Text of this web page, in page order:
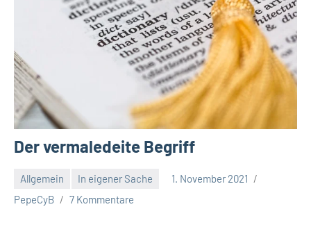
Der vermaledeite Begriff
Allgemein In eigener Sache
1. November 2021
PepeCyB
7 Kommentare